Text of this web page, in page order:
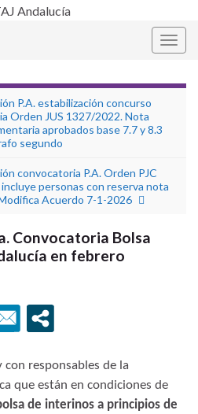
P.A. estabilización concurso
Orden JUS 1327/2022. Nota
aprobados base 7.7 y 8.3
segundo
convocatoria P.A. Orden PJC
personas con reserva nota
Acuerdo 7-1-2026
Convocatoria Bolsa
en febrero
responsables de la
que están en condiciones de
de interinos a principios de